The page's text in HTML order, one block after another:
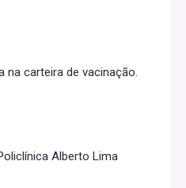
na carteira de vacinação.
Alberto Lima